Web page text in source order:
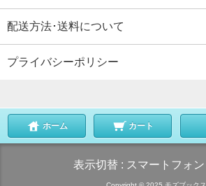
配送方法･送料について
プライバシーポリシー
ホーム カート
表示切替 : スマートフォン